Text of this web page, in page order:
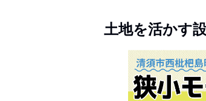
土地を活かす